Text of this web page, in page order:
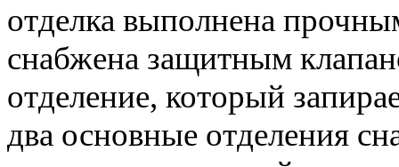
отделка выполнена
снабжена защитным
отделение, который
два основные отделения